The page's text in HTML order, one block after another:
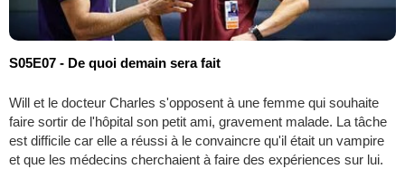
S05E07 - De quoi demain sera fait
Will et le docteur Charles s'opposent à une femme qui souhaite
faire sortir de l'hôpital son petit ami, gravement malade. La tâche
est difficile car elle a réussi à le convaincre qu'il était un vampire
et que les médecins cherchaient à faire des expériences sur lui.